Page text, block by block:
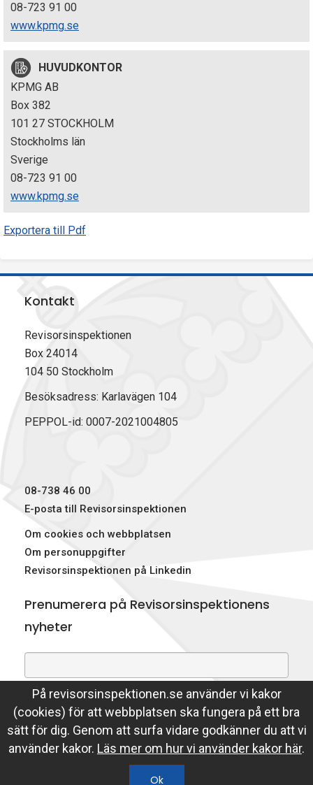
n
e
n
08-723 91 00
www.kpmg.se
HUVUDKONTOR
KPMG AB
Box 382
101 27 STOCKHOLM
Stockholms län
Sverige
08-723 91 00
www.kpmg.se
Exportera till Pdf
På revisorsinspektionen.se använder vi kakor
(cookies) för att webbplatsen ska fungera på ett bra
sätt för dig. Genom att surfa vidare godkänner du att vi
använder kakor. Läs mer om hur vi använder kakor här.
Kontakt
Revisorsinspektionen
Box 24014
104 50 Stockholm
Besöksadress: Karlavägen 104
PEPPOL-id: 0007-2021004805
08-738 46 00
E-posta till Revisorsinspektionen
Om cookies och webbplatsen
Om personuppgifter
Revisorsinspektionen på Linkedin
Prenumerera på Revisorsinspektionens
nyheter
Genom att prenumerera på nyheter godkänner du att
Revisorsinspektionen lagrar din e-postadress.
Läs mer